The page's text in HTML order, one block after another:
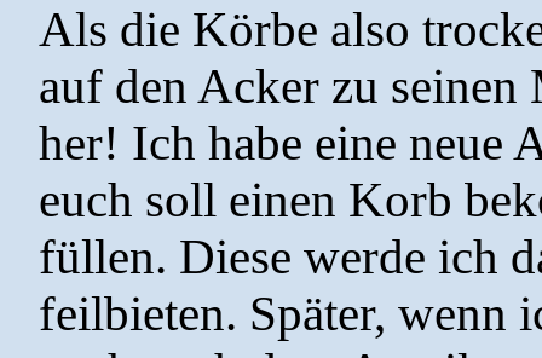
Als die Körbe also
auf den Acker zu seinen
her! Ich habe eine neue
euch soll einen Korb
füllen. Diese werde ich
feilbieten. Später, wenn